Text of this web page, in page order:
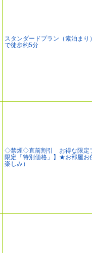
スタンダードプラン（素泊ま
で徒歩約5分
◇禁煙◇直前割引 お得な限定
限定「特別価格」】★お部屋お
楽しみ）